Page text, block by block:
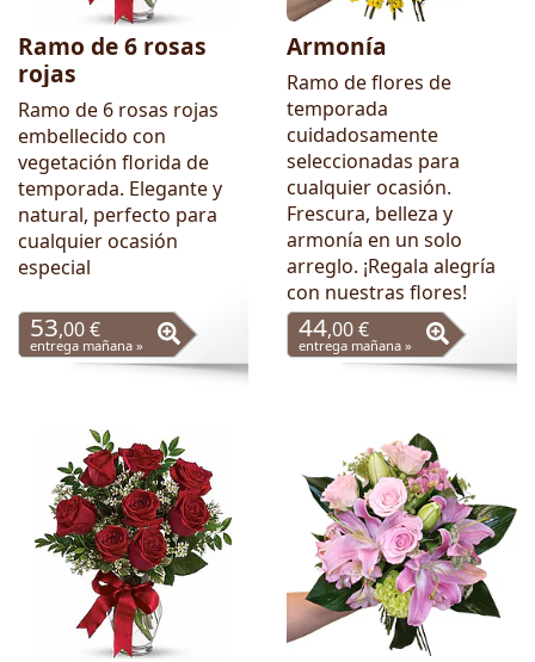
Ramo de 6 rosas
rojas
Ramo de 6 rosas rojas
embellecido con
vegetación florida de
temporada. Elegante y
natural, perfecto para
cualquier ocasión
especial
53,00 €
entrega mañana »
Armonía
Ramo de flores de
temporada
cuidadosamente
seleccionadas para
cualquier ocasión.
Frescura, belleza y
armonía en un solo
arreglo. ¡Regala alegría
con nuestras flores!
44,00 €
entrega mañana »